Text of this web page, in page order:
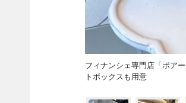
フィナンシェ専門店「ポア
トボックスも用意